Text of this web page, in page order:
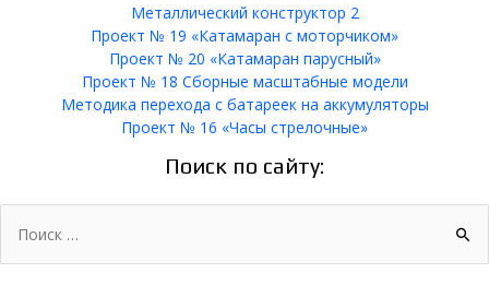
Металлический конструктор 2
Проект № 19 «Катамаран с моторчиком»
Проект № 20 «Катамаран парусный»
Проект № 18 Сборные масштабные модели
Методика перехода с батареек на аккумуляторы
Проект № 16 «Часы стрелочные»
Поиск по сайту: